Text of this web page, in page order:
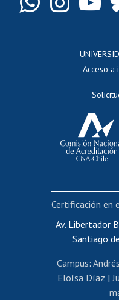
Editar
Cursos
Portal
Acceso a
Av. Libertador
Santiago
Campus:
Eloísa Díaz |
Certificación en